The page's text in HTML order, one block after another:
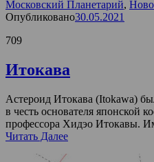
Московский Планетарий,
Опубликовано30.05.2021
709
Итокава
Астероид Итокава (Itokawa)
в честь основателя японской
профессора Хидэо Итокавы.
Читать Далее